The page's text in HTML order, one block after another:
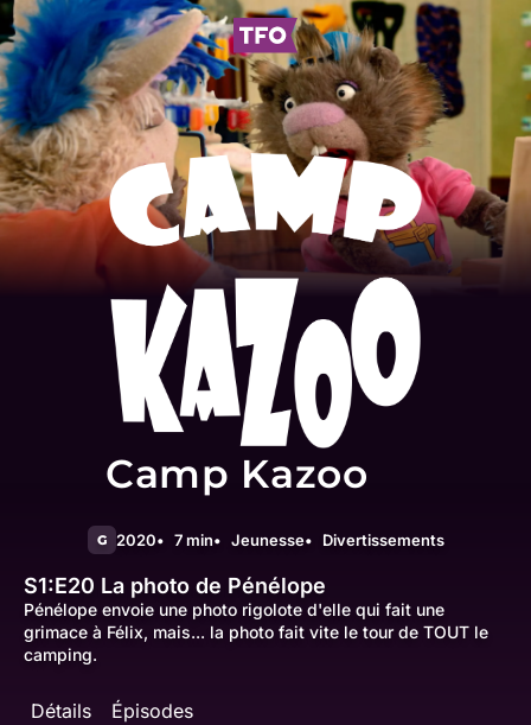
Camp Kazoo
G 2020 7 min Jeunesse Divertissements
S1:E20 La photo de Pénélope
Pénélope envoie une photo rigolote d'elle qui fait une
grimace à Félix, mais... la photo fait vite le tour de TOUT le
camping.
Détails Épisodes